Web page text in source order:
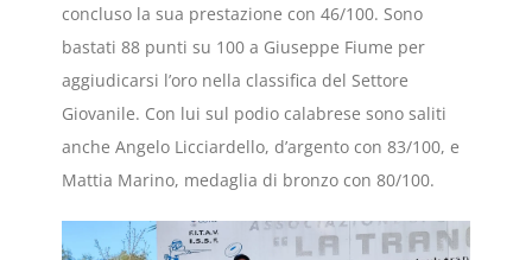
concluso la sua prestazione con 46/100. Sono
bastati 88 punti su 100 a Giuseppe Fiume per
aggiudicarsi l’oro nella classifica del Settore
Giovanile. Con lui sul podio calabrese sono saliti
anche Angelo Licciardello, d’argento con 83/100, e
Mattia Marino, medaglia di bronzo con 80/100.